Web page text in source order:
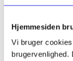
Hjemmesiden
Vi bruger